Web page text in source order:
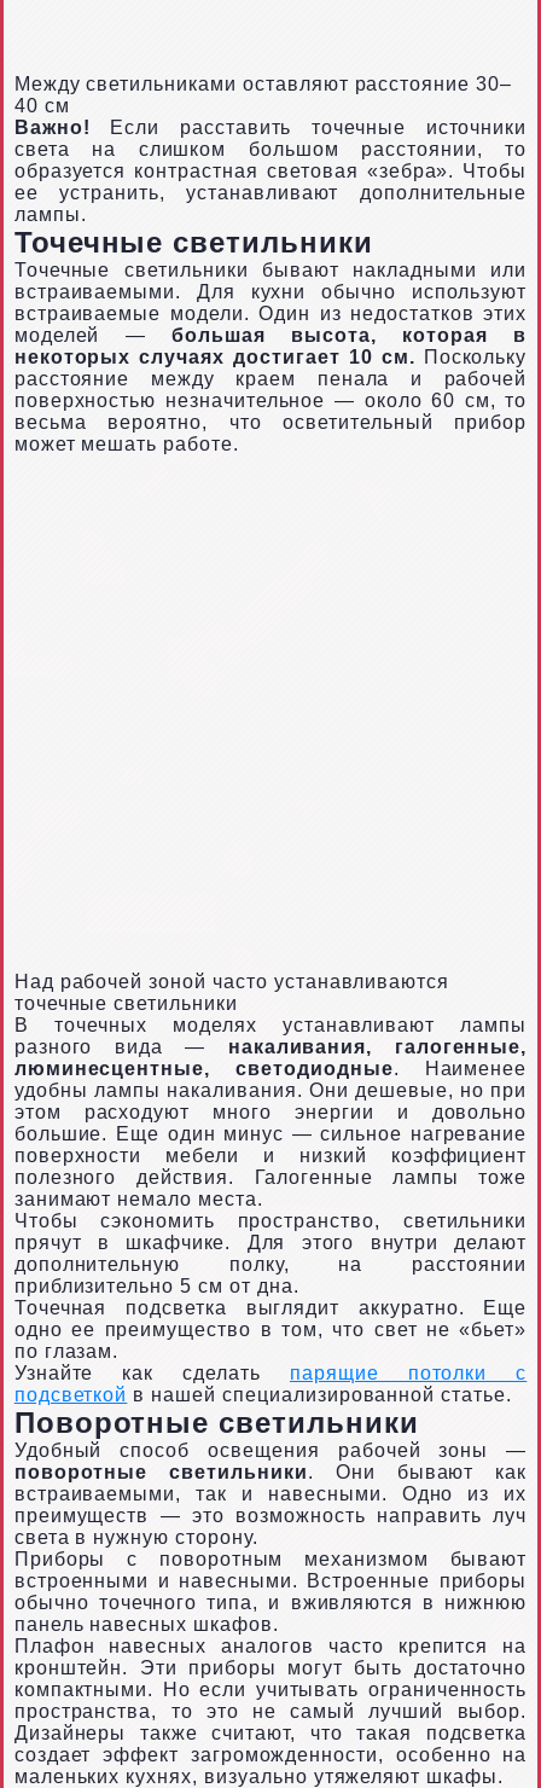
Между светильниками оставляют расстояние 30–
40 см
Важно!
Если расставить точечные источники
света на слишком большом расстоянии, то
образуется контрастная световая «зебра». Чтобы
ее устранить, устанавливают дополнительные
лампы.
Точечные светильники
Точечные светильники бывают накладными или
встраиваемыми. Для кухни обычно используют
встраиваемые модели. Один из недостатков этих
моделей —большая высота, которая в
некоторых случаях достигает 10 см. Поскольку
расстояние между краем пенала и рабочей
поверхностью незначительное — около 60 см, то
весьма вероятно, что осветительный прибор
может мешать работе.
Над рабочей зоной часто устанавливаются
точечные светильники
В точечных моделях устанавливают лампы
разного вида — накаливания, галогенные,
люминесцентные, светодиодные. Наименее
удобны лампы накаливания. Они дешевые, но при
этом расходуют много энергии и довольно
большие. Еще один минус — сильное нагревание
поверхности мебели и низкий коэффициент
полезного действия. Галогенные лампы тоже
занимают немало места.
Чтобы сэкономить пространство, светильники
прячут в шкафчике. Для этого внутри делают
дополнительную полку, на расстоянии
приблизительно 5 см от дна.
Точечная подсветка выглядит аккуратно. Еще
одно ее преимущество в том, что свет не «бьет»
по глазам.
Узнайте как сделать парящие потолки с
подсветкой в нашей специализированной статье.
Поворотные светильники
Удобный способ освещения рабочей зоны —
поворотные светильники. Они бывают как
встраиваемыми, так и навесными. Одно из их
преимуществ — это возможность направить луч
света в нужную сторону.
Приборы с поворотным механизмом бывают
встроенными и навесными. Встроенные приборы
обычно точечного типа, и вживляются в нижнюю
панель навесных шкафов.
Плафон навесных аналогов часто крепится на
кронштейн. Эти приборы могут быть достаточно
компактными. Но если учитывать ограниченность
пространства, то это не самый лучший выбор.
Дизайнеры также считают, что такая подсветка
создает эффект загроможденности, особенно на
маленьких кухнях, визуально утяжеляют шкафы.